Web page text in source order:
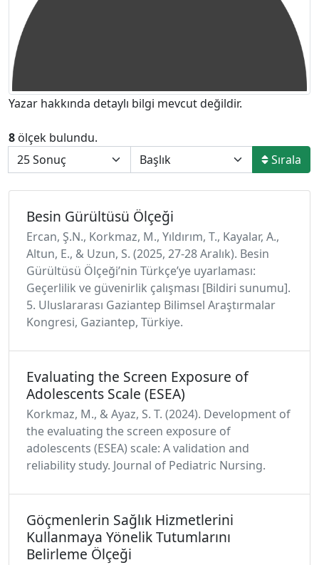
Yazar hakkında detaylı bilgi mevcut değildir.
8 ölçek bulundu.
Sırala
Besin Gürültüsü Ölçeği
Ercan, Ş.N., Korkmaz, M., Yıldırım, T., Kayalar, A.,
Altun, E., & Uzun, S. (2025, 27-28 Aralık). Besin
Gürültüsü Ölçeğı̇’nı̇n Türkçe’ye uyarlaması:
Geçerlı̇lı̇k ve güvenı̇rlı̇k çalışması [Bildiri sunumu].
5. Uluslararası Gaziantep Bilimsel Araştırmalar
Kongresi, Gaziantep, Türkiye.
Evaluating the Screen Exposure of
Adolescents Scale (ESEA)
Korkmaz, M., & Ayaz, S. T. (2024). Development of
the evaluating the screen exposure of
adolescents (ESEA) scale: A validation and
reliability study. Journal of Pediatric Nursing.
Göçmenlerin Sağlık Hizmetlerini
Kullanmaya Yönelik Tutumlarını
Belirleme Ölçeği